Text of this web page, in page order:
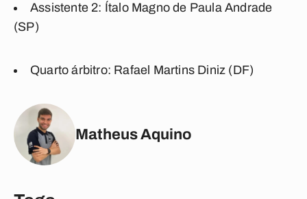
Assistente 2: Ítalo Magno de Paula Andrade
(SP)
Quarto árbitro: Rafael Martins Diniz (DF)
Matheus Aquino